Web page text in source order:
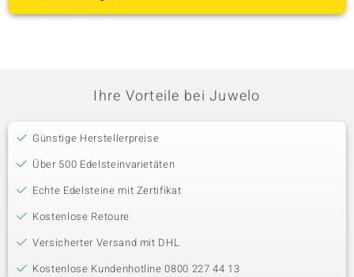
Ihre Vorteile bei Juwelo
Günstige Herstellerpreise
Über 500 Edelsteinvarietäten
Echte Edelsteine mit Zertifikat
Kostenlose Retoure
Versicherter Versand mit DHL
Kostenlose Kundenhotline 0800 227 44 13